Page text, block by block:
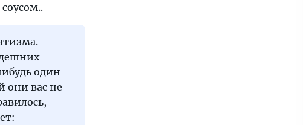
один
они вас не